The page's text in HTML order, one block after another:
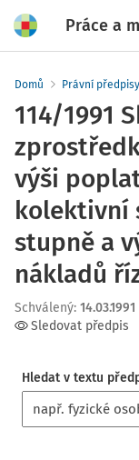
Práce a
Domů Právní předpisy
114/1991
výši
kolektivní
stupně a
nákladů
Schválený: 14.03.1991
Sledovat předpis
Hledat v textu